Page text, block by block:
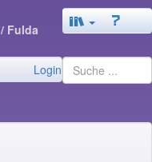
/ Fulda
Login